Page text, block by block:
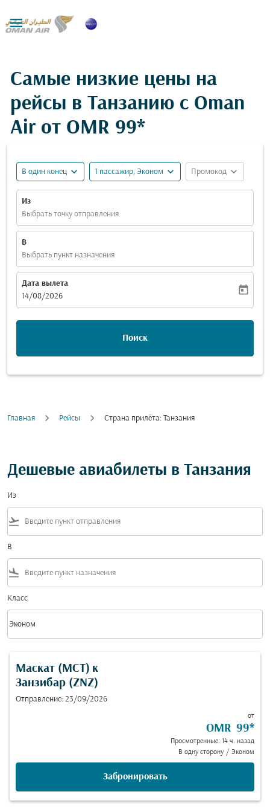

Самые низкие цены на
рейсы в Танзанию c Oman
Air от OMR 99*
В один конец expand_more 1 пассажир, Эконом expand_more Промокод expand_more
Из
Выбрать точку отправления
В
Выбрать пункт назначения
Дата вылета
fc-booking-departure-date-aria-label
14/08/2026
today
Поиск
Главная Рейсы Cтрана прилёта: Танзания
Дешевые авиабилеты в Танзания
Из
flight_takeoff
В
flight_land
Класс
Класс option Эконом Selected
Эконом
keyboard_arrow_down
Маскат (MCT) к
Занзибар (ZNZ)
Отправление: 23/09/2026
от
OMR 99*
Просмотренные: 14 ч. назад
В одну сторону / Эконом
Забронировать